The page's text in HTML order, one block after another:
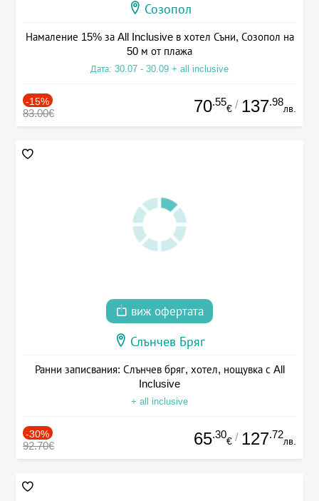
Созопол
Намаление 15% за All Inclusive в хотел Съни, Созопол на
50 м от плажа
Дата: 30.07 - 30.09 + all inclusive
-15%
83.00€ 70.55
€ / 137.98
лв.
виж офертата
Слънчев Бряг
Ранни записвания: Слънчев бряг, хотел, нощувка с All
Inclusive
+ all inclusive
-30%
92.70€ 65.30
€ / 127.72
лв.